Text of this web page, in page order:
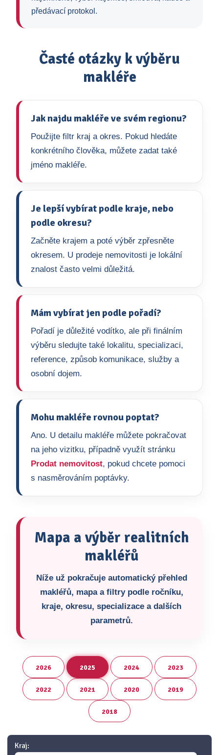
předávací protokol.
Časté otázky k výběru
makléře
Jak najdu makléře ve svém regionu?
Použijte filtr kraj a okres. Pokud hledáte
konkrétního člověka, můžete zadat také
jméno makléře.
Je lepší vybírat podle kraje, nebo
podle okresu?
Začněte krajem a poté výběr zpřesněte
okresem. U prodeje nemovitosti je lokální
znalost často velmi důležitá.
Mám vybírat jen podle pořadí?
Pořadí je důležité vodítko, ale při finálním
výběru sledujte také lokalitu, specializaci,
reference, způsob komunikace, služby a
osobní dojem.
Mohu makléře rovnou poptat?
Ano. U detailu makléře můžete pokračovat
na jeho vizitku, případně využít stránku
Prodat nemovitost, pokud chcete pomoci
s nasměrováním poptávky.
Mapa a výběr realitních
makléřů
Níže už pokračuje automatický přehled
makléřů, mapa a filtry podle ročníku,
kraje, okresu, specializace a dalších
parametrů.
2026 2025 2024 2023
2022 2021 2020 2019
2018
Kraj: